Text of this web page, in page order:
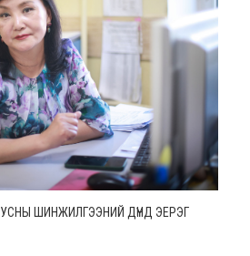
ШИНЖИЛГЭЭНИЙ ДҮНД ЭЕРЭГ